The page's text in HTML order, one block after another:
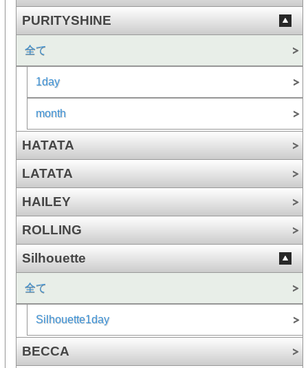
PURITYSHINE
全て
1day
month
HATATA
LATATA
HAILEY
ROLLING
Silhouette
全て
Silhouette1day
BECCA